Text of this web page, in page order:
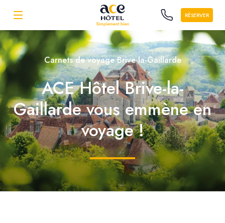
RÉSERVER
Carnets de voyage Brive-la-Gaillarde
ACE Hôtel Brive-la-
Gaillarde vous emmène en
voyage !